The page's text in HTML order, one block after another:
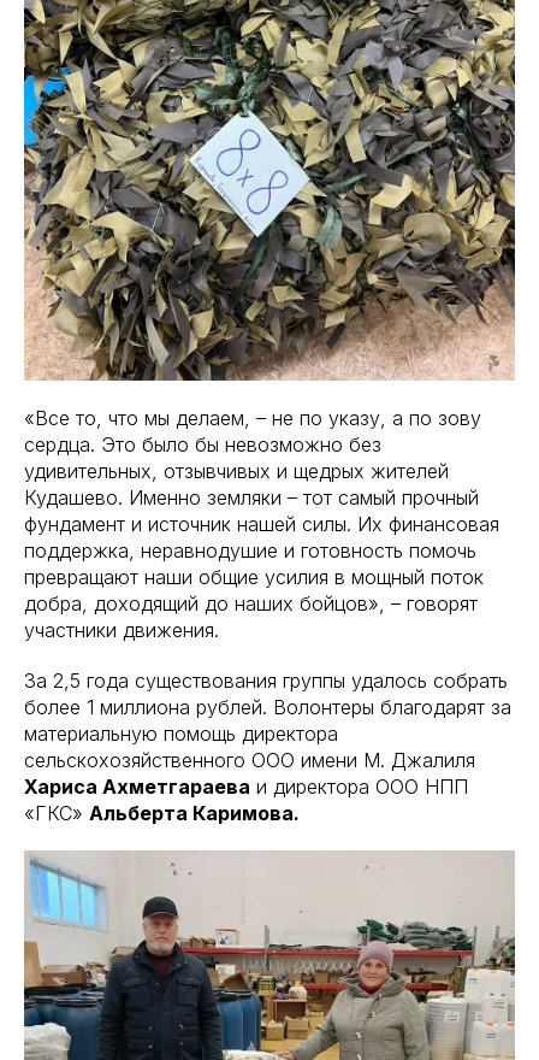
«Все то, что мы делаем, – не по указу, а по зову
сердца. Это было бы невозможно без
удивительных, отзывчивых и щедрых жителей
Кудашево. Именно земляки – тот самый прочный
фундамент и источник нашей силы. Их финансовая
поддержка, неравнодушие и готовность помочь
превращают наши общие усилия в мощный поток
добра, доходящий до наших бойцов», – говорят
участники движения.
За 2,5 года существования группы удалось собрать
более 1 миллиона рублей. Волонтеры благодарят за
материальную помощь директора
сельскохозяйственного ООО имени М. Джалиля
Хариса Ахметгараева и директора ООО НПП
«ГКС» Альберта Каримова.